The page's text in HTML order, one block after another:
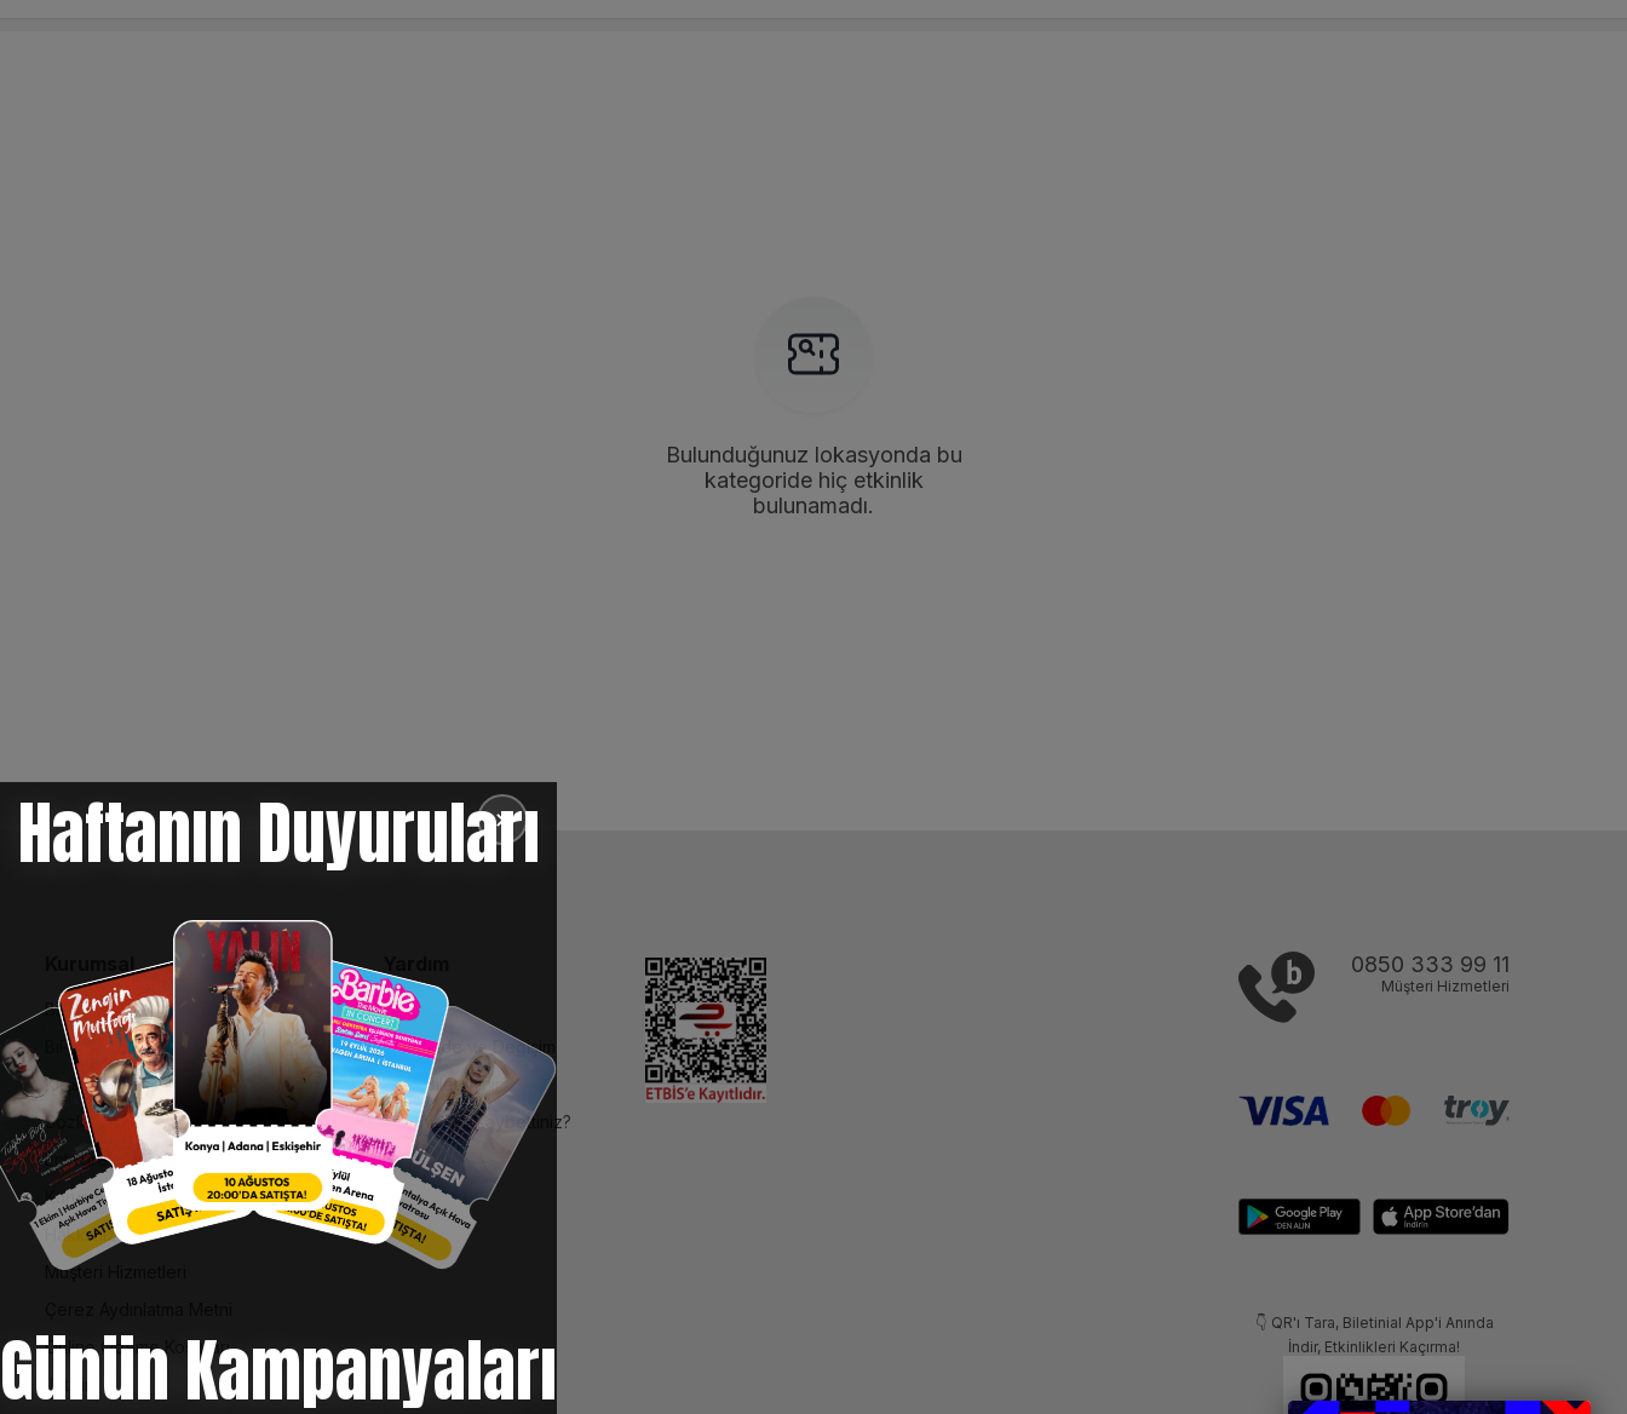
Bulunduğunuz lokasyonda bu
kategoride hiç etkinlik
bulunamadı.
✕
Haftanın Duyuruları
Günün Kampanyaları
Kurumsal
Bilgi Toplumu Hizmetleri
BiPuan Kurallar & Koşullar
Kişisel Verilerin Korunması
Sözleşme ve Politikalar
Entegre Yönetim Sistemi Politikası
Kurumsal Kimlik
Hakkımızda
Müşteri Hizmetleri
Online Ödeme Koşulları
İletişim
SSS
İptal, İade ve Değişim
Nasıl Bilet Alınır
Biletinizi Mi Kaybettiniz?
0850 333 99 11
Müşteri Hizmetleri
👇 QR'ı Tara, Biletinial App'i Anında
İndir, Etkinlikleri Kaçırma!